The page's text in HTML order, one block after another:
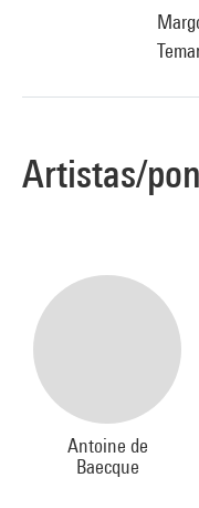
Artistas/
Antoine de
Baecque